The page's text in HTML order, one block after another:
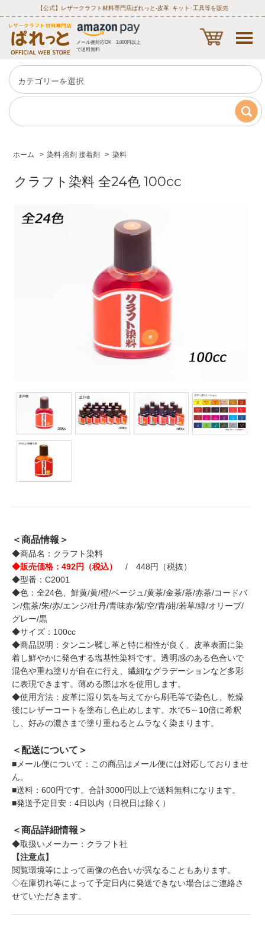
【公式】レザークラフト材料専門店ぱれっと‐皮革･キット･工具等を販売
メール便対応OK 3,000円以上
で送料無料
ホーム > 染料 溶剤 接着剤 > 染料
クラフト染料 全24色 100cc
＜商品情報＞
◆商品名：クラフト染料
◆販売価格：492円（税込）
/ 448円（税抜）
◆型番：C2001
◆色：全24色、鮮黄/黄/橙/ベージュ/黄茶/金茶/茶/赤茶/コードバ
ン/焦茶/朱/赤/エンジ/牡丹/青味赤/紫/空/青/紺/若草/緑/オリーブ/
グレー/黒
◆サイズ：100cc
◆商品説明：タンニン鞣し革と特に相性が良く、皮革表面に染
着し鮮やかに発色する塩基性染料です。透明感のある色合いで
混色や重ね塗りが自在に行え、繊細なグラデーションなど多彩
に表現できます。薄める際は水を使用します。
◆使用方法：皮革に湿り気を与えてから刷毛等で染色し、乾燥
後にレザーコートを塗布し色止めします。水で5～10倍に希釈
し、好みの濃さまで塗り重ねるとムラなく染まります。
＜配送について＞
■メール便について：この商品はメール便には対応しておりませ
ん。
■送料：600円です。合計3000円以上で送料無料になります。
■発送予定目安：4日以内（日祝日は除く）
＜商品詳細情報＞
◆取扱いメーカー：クラフト社
【注意点】
閲覧環境等によって画像の色合いが異なることもあります。
◇在庫切れ等によって予定日内に発送できない場合はご連絡さ
せていただきます。